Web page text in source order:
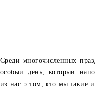
Среди многочисленных
особый день, который
из нас о том, кто мы такие